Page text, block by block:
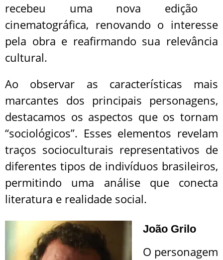
recebeu uma nova edição
cinematográfica, renovando o interesse
pela obra e reafirmando sua relevância
cultural.
Ao observar as características mais
marcantes dos principais personagens,
destacamos os aspectos que os tornam
“sociológicos”. Esses elementos revelam
traços socioculturais representativos de
diferentes tipos de indivíduos brasileiros,
permitindo uma análise que conecta
literatura e realidade social.
João Grilo
O personagem